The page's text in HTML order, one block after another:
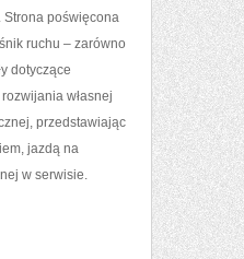
poświęcona
ruchu – zarówno
dotyczące
własnej
przedstawiając
jazdą na
w serwisie.